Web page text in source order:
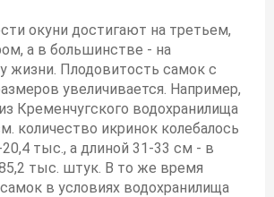
окуни достигают на третьем,
а в большинстве - на
жизни. Плодовитость самок с
увеличивается. Например,
Кременчугского водохранилища
количество икринок колебалось
тыс., а длиной 31-33 см - в
тыс. штук. В то же время
в условиях водохранилища